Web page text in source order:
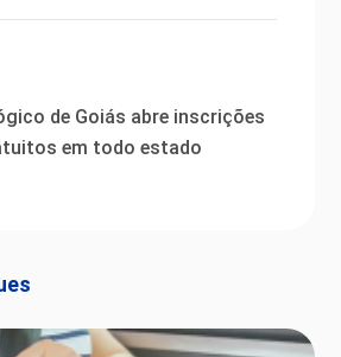
de Goiás abre inscrições
em todo estado